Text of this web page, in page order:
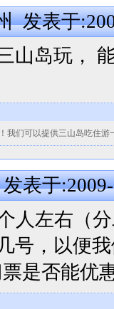
发表于
山岛玩，
我们可以提供三山岛吃住
表于
人左右（
号，以便
票是否能优